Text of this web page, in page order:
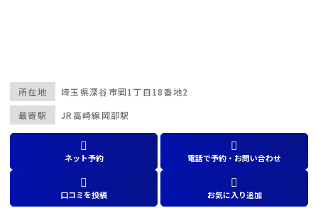
最寄駅 JR高崎線岡部駅
所在地 埼玉県深谷市岡1丁目18番地2
ネット予約 電話で予約・お問い合わせ
口コミを投稿 お気に入り追加